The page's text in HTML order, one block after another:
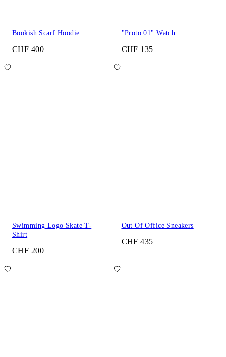
Bookish Scarf Hoodie
CHF 400
"Proto 01" Watch
CHF 135
Swimming Logo Skate T-
Shirt
CHF 200
Out Of Office Sneakers
CHF 435